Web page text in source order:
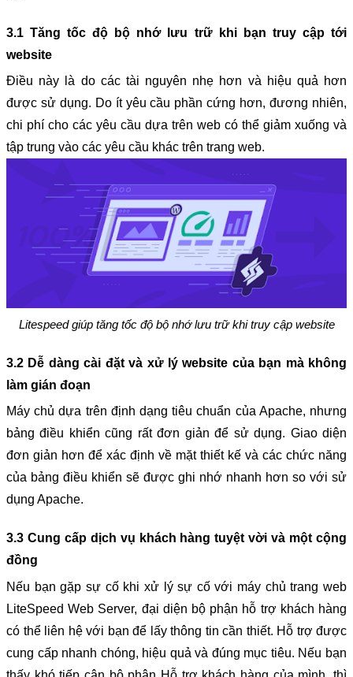
3.1 Tăng tốc độ bộ nhớ lưu trữ khi bạn truy cập tới
website
Điều này là do các tài nguyên nhẹ hơn và hiệu quả hơn
được sử dụng. Do ít yêu cầu phần cứng hơn, đương nhiên,
chi phí cho các yêu cầu dựa trên web có thể giảm xuống và
tập trung vào các yêu cầu khác trên trang web.
Litespeed giúp tăng tốc độ bộ nhớ lưu trữ khi truy cập website
3.2 Dễ dàng cài đặt và xử lý website của bạn mà không
làm gián đoạn
Máy chủ dựa trên định dạng tiêu chuẩn của Apache, nhưng
bảng điều khiển cũng rất đơn giản để sử dụng. Giao diện
đơn giản hơn để xác định về mặt thiết kế và các chức năng
của bảng điều khiển sẽ được ghi nhớ nhanh hơn so với sử
dụng Apache.
3.3 Cung cấp dịch vụ khách hàng tuyệt vời và một cộng
đồng
Nếu bạn gặp sự cố khi xử lý sự cố với máy chủ trang web
LiteSpeed Web Server, đại diện bộ phận hỗ trợ khách hàng
có thể liên hệ với bạn để lấy thông tin cần thiết. Hỗ trợ được
cung cấp nhanh chóng, hiệu quả và đúng mục tiêu. Nếu bạn